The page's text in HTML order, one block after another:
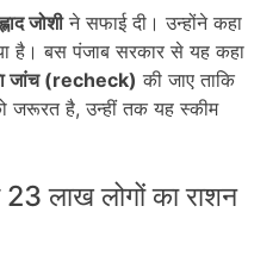
जोशीने सफाई दी। उन्होंने कहा
है। बस पंजाब सरकार से यह कहा
जांच (recheck) की जाए ताकि
जरूरत है, उन्हीं तक यह स्कीम
लाख लोगों का राशन